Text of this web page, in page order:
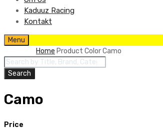
Kaduuz Racing
Kontakt
Skip
content
Menu
Home Product ColorCamo
Products
search
Search
Camo
Price